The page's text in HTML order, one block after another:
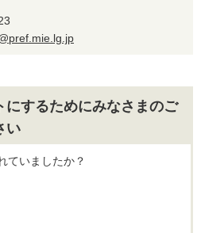
にするためにみなさまのご
い
ていましたか？